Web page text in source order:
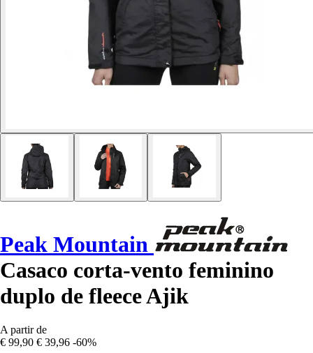
Peak Mountain
Casaco corta-vento feminino
duplo de fleece Ajik
A partir de
€ 99,90 € 39,96 -60%